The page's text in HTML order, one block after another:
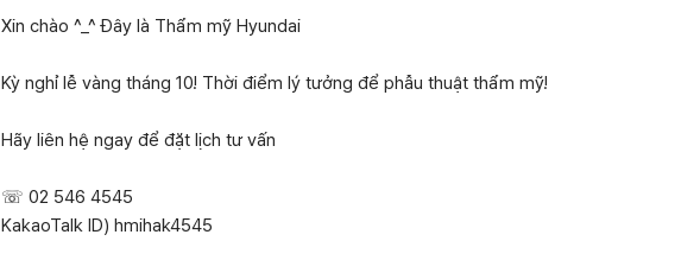
Xin chào ^_^ Đây là Thẩm mỹ Hyundai
Kỳ nghỉ lễ vàng tháng 10! Thời điểm lý tưởng để phẫu thuật thẩm mỹ!
Hãy liên hệ ngay để đặt lịch tư vấn
☏ 02 546 4545
KakaoTalk ID) hmihak4545